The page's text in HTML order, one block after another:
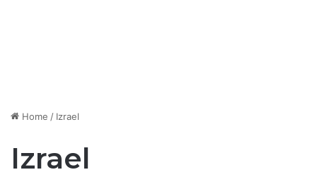
Home / Izrael
Izrael